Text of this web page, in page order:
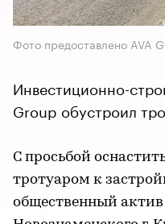
Фото предоставлено AVA
Инвестиционно-
Group обустроил
С просьбой
тротуаром к
общественный